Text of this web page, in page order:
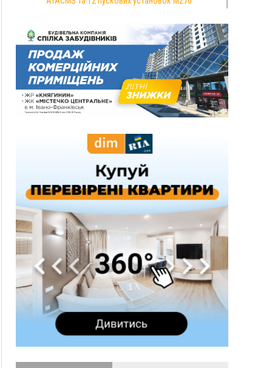
20:25
На Буковині біля межі з Прикарпаттям
зафіксували землетрус
16:25
До +30°C і майже без опадів: синоптики
розповіли про погоду на Прикарпатті у
найближчі дні
15:18
У Франківську мотоцикліст врізався в інший
двоколісник, збив жінку й утік: його розшукали
Частина школярів не матимуть фізичних
підручників на 1 вересня через російські
обстріли — МОН
14:43
На Рогатинщині рештки тварин спалювали
просто в полі: поліція розслідує отруєння
земель
13:25
Пірс, ігровий майданчик і зона для пікніків:
оголосили тендер на 7 мільйонів на
благоустрій Німецького озера
У Калуші на озері в міському парку масово
загинули качки та риба
11:18
Майстра лісу з Верховинщини оштрафували на
600 тисяч за переправлення чоловіків до
Румунії
На Прикарпатті через негоду сталися аварійні